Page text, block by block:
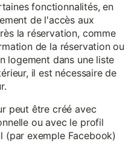
fonctionnalités, en
de l'accès aux
la réservation, comme
de la réservation ou
logement dans une liste
il est nécessaire de
peut être créé avec
ou avec le profil
(par exemple Facebook)